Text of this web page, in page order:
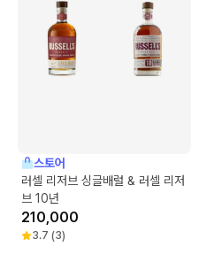
스토어
러셀 리저브 싱글배럴 & 러셀 리저
브 10년
210,000
3.7 (3)